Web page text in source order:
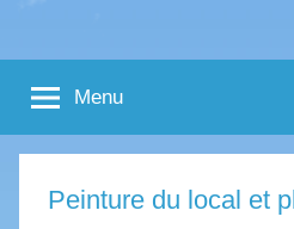
Tarbes
Planeur
de
Tarbes
Menu
Peinture du local et